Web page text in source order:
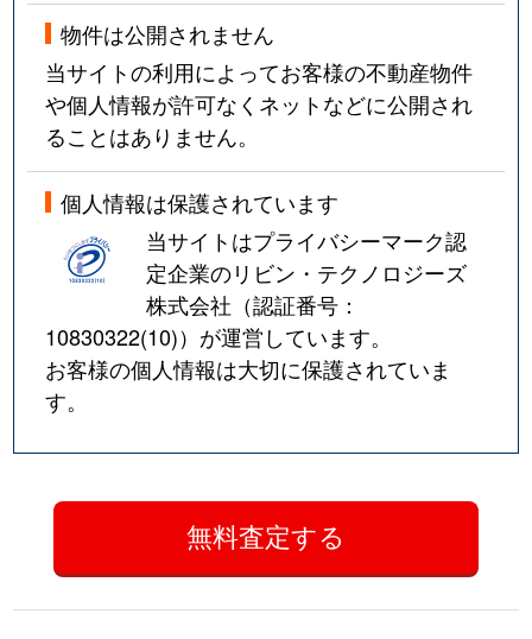
物件は公開されません
当サイトの利用によってお客様の不動産物件
や個人情報が許可なくネットなどに公開され
ることはありません。
個人情報は保護されています
当サイトはプライバシーマーク認
定企業のリビン・テクノロジーズ
株式会社（認証番号：
10830322(10)）が運営しています。
お客様の個人情報は大切に保護されていま
す。